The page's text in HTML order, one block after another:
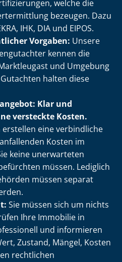
welche die
bezeugen. Dazu
IHK, DIA und EIPOS.
Vorgaben: Unsere
kennen die
und Umgebung
halten diese
Klar und
versteckte Kosten.
erstellen eine verbindliche
Kosten im
keine unerwarteten
müssen. Lediglich
müssen separat
Sie müssen sich um nichts
Ihre Immobilie in
und informieren
Zustand, Mängel, Kosten
rechtlichen